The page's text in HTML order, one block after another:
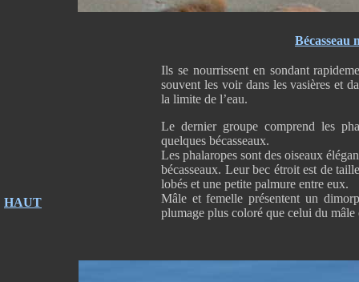
Bécasseau
Ils se nourrissent en sondant
souvent les voir dans les vasières et
la limite de l’eau.
Le dernier groupe comprend les
quelques bécasseaux.
Les phalaropes sont des oiseaux
bécasseaux. Leur bec étroit est de
lobés et une petite palmure entre eux.
Mâle et femelle présentent un
plumage plus coloré que celui du
HAUT